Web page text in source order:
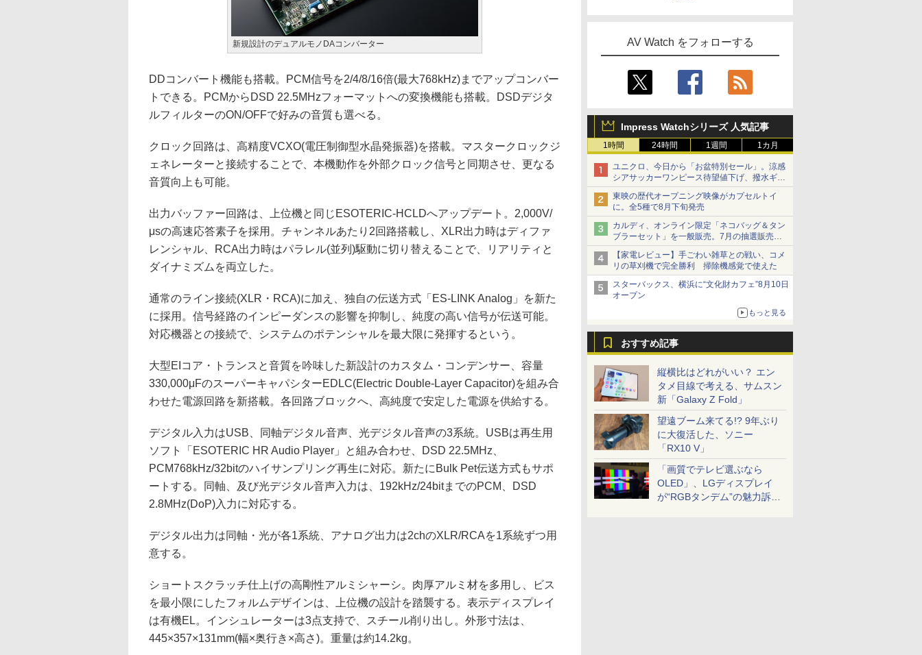
AV Watch をフォローする
Impress Watchシリーズ 人気記事
1時間 24時間 1週間 1カ月
ユニクロ、今日から「お盆特別セール」。涼感
シアサッカーワンピース待望値下げ、撥水ギア
ショーツは1990円に
東映の歴代オープニング映像がカプセルトイ
に。全5種で8月下旬発売
カルディ、オンライン限定「ネコバッグ＆タン
ブラーセット」を一般販売。7月の抽選販売の
当選無効分
【家電レビュー】手ごわい雑草との戦い、コメ
リの草刈機で完全勝利 掃除機感覚で使えた
スターバックス、横浜に“文化財カフェ”8月10日
オープン
もっと見る
おすすめ記事
縦横比はどれがいい？ エン
タメ目線で考える、サムスン
新「Galaxy Z Fold」
望遠ブーム来てる!? 9年ぶり
に大復活した、ソニー
「RX10 V」
「画質でテレビ選ぶなら
OLED」、LGディスプレイ
が“RGBタンデム”の魅力訴
新規設計のデュアルモノDAコンバーター
DDコンバート機能も搭載。PCM信号を2/4/8/16倍(最大768kHz)までアップコンバー
トできる。PCMからDSD 22.5MHzフォーマットへの変換機能も搭載。DSDデジタ
ルフィルターのON/OFFで好みの音質も選べる。
クロック回路は、高精度VCXO(電圧制御型水晶発振器)を搭載。マスタークロックジ
ェネレーターと接続することで、本機動作を外部クロック信号と同期させ、更なる
音質向上も可能。
出力バッファー回路は、上位機と同じESOTERIC-HCLDへアップデート。2,000V/
μsの高速応答素子を採用。チャンネルあたり2回路搭載し、XLR出力時はディファ
レンシャル、RCA出力時はパラレル(並列)駆動に切り替えることで、リアリティと
ダイナミズムを両立した。
通常のライン接続(XLR・RCA)に加え、独自の伝送方式「ES-LINK Analog」を新た
に採用。信号経路のインピーダンスの影響を抑制し、純度の高い信号が伝送可能。
対応機器との接続で、システムのポテンシャルを最大限に発揮するという。
大型EIコア・トランスと音質を吟味した新設計のカスタム・コンデンサー、容量
330,000μFのスーパーキャパシターEDLC(Electric Double-Layer Capacitor)を組み合
わせた電源回路を新搭載。各回路ブロックへ、高純度で安定した電源を供給する。
デジタル入力はUSB、同軸デジタル音声、光デジタル音声の3系統。USBは再生用
ソフト「ESOTERIC HR Audio Player」と組み合わせ、DSD 22.5MHz、
PCM768kHz/32bitのハイサンプリング再生に対応。新たにBulk Pet伝送方式もサポ
ートする。同軸、及び光デジタル音声入力は、192kHz/24bitまでのPCM、DSD
2.8MHz(DoP)入力に対応する。
デジタル出力は同軸・光が各1系統、アナログ出力は2chのXLR/RCAを1系統ずつ用
意する。
ショートスクラッチ仕上げの高剛性アルミシャーシ。肉厚アルミ材を多用し、ビス
を最小限にしたフォルムデザインは、上位機の設計を踏襲する。表示ディスプレイ
は有機EL。インシュレーターは3点支持で、スチール削り出し。外形寸法は、
445×357×131mm(幅×奥行き×高さ)。重量は約14.2kg。